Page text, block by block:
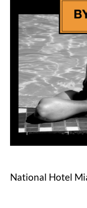
National Hotel